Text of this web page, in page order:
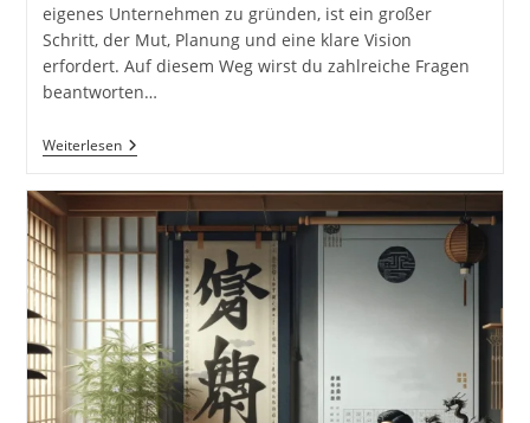
eigenes Unternehmen zu gründen, ist ein großer
Schritt, der Mut, Planung und eine klare Vision
erfordert. Auf diesem Weg wirst du zahlreiche Fragen
beantworten…
WeiterlesenReglementierte
Gewerbe
Nicht:
Der
Zu
Deinem
Eigenen
Unternehmen.
Jetzt
Mache
Ich
Mich
Selbstständig!